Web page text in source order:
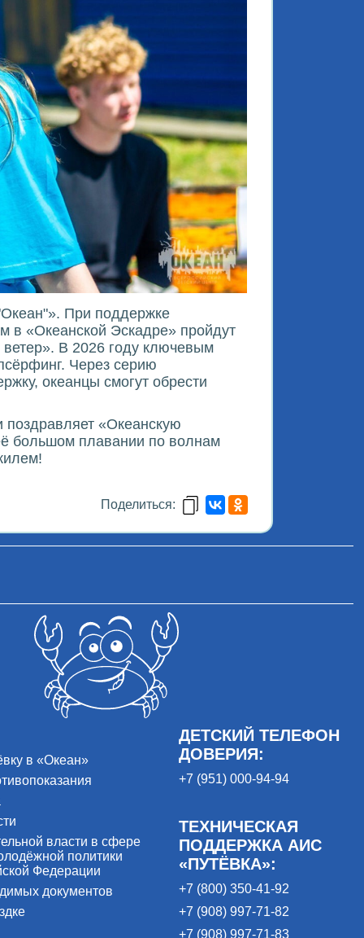
При поддержке
в «Океанской Эскадре» пройдут
В 2026 году ключевым
Через серию
океанцы смогут обрести
поздравляет «Океанскую
большом плавании по волнам
Поделиться:
в «Океан»
власти в сфере
политики
Федерации
документов
ДЕТСКИЙ ТЕЛЕФОН
ДОВЕРИЯ:
+7 (951) 000-94-94
ТЕХНИЧЕСКАЯ
ПОДДЕРЖКА АИС
«ПУТЁВКА»:
+7 (800) 350-41-92
+7 (908) 997-71-82
+7 (908) 997-71-83